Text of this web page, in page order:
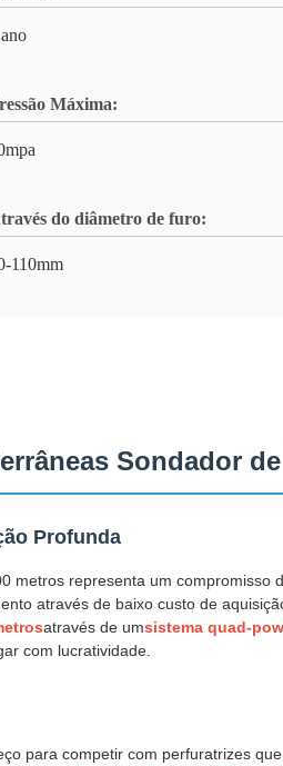
Máxima:
do diâmetro de furo:
110mm
Sondador
Profunda
representa um compromisso
através de baixo custo de
através de umsistema quad-
com lucratividade.
para competir com perfuratrizes